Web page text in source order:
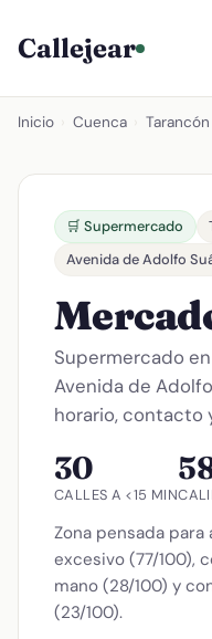
Callejear
Inicio Cuenca Tarancón
🛒 Supermercado
Avenida de Adolfo
Supermercado en
Avenida de
horario, contacto
30
CALLES A <15 MIN
Zona pensada
excesivo (77/100),
mano (28/100) y
(23/100).